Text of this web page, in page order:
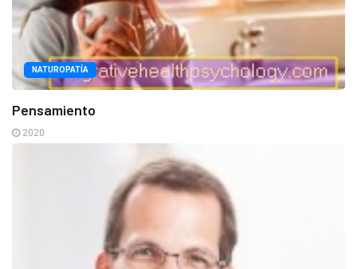
NATUROPATÍA
Pensamiento
2020